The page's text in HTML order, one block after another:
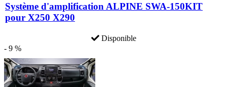
Système d'amplification ALPINE SWA-150KIT
pour X250 X290
Disponible
- 9 %